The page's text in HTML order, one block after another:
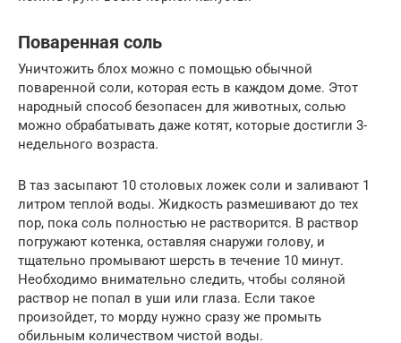
Поваренная соль
Уничтожить блох можно с помощью обычной
поваренной соли, которая есть в каждом доме. Этот
народный способ безопасен для животных, солью
можно обрабатывать даже котят, которые достигли 3-
недельного возраста.
В таз засыпают 10 столовых ложек соли и заливают 1
литром теплой воды. Жидкость размешивают до тех
пор, пока соль полностью не растворится. В раствор
погружают котенка, оставляя снаружи голову, и
тщательно промывают шерсть в течение 10 минут.
Необходимо внимательно следить, чтобы соляной
раствор не попал в уши или глаза. Если такое
произойдет, то морду нужно сразу же промыть
обильным количеством чистой воды.